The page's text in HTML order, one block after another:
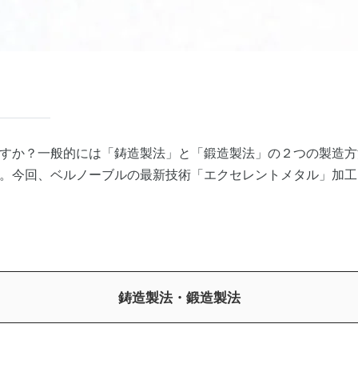
か？一般的には「鋳造製法」と「鍛造製法」の２つの製造
今回、ベルノーブルの最新技術「エクセレントメタル」加
鋳造製法・鍛造製法